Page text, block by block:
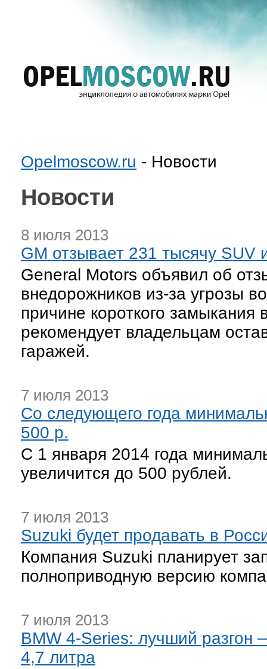
Opelmoscow.ru - Новости
Новости
8 июля 2013
GM отзывает 231 тысячу SUV
General Motors объявил об
внедорожников из-за угрозы
причине короткого замыкания
рекомендует владельцам
гаражей.
7 июля 2013
Со следующего года
500 р.
С 1 января 2014 года
увеличится до 500 рублей.
7 июля 2013
Suzuki будет продавать в
Компания Suzuki планирует
полноприводную версию
7 июля 2013
BMW 4-Series: лучший
4,7 литра